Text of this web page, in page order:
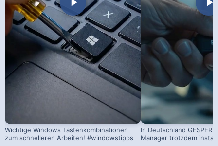
Wichtige Windows Tastenkombinationen
zum schnelleren Arbeiten! #windowstipps
In Deutschland
Manager trotzdem